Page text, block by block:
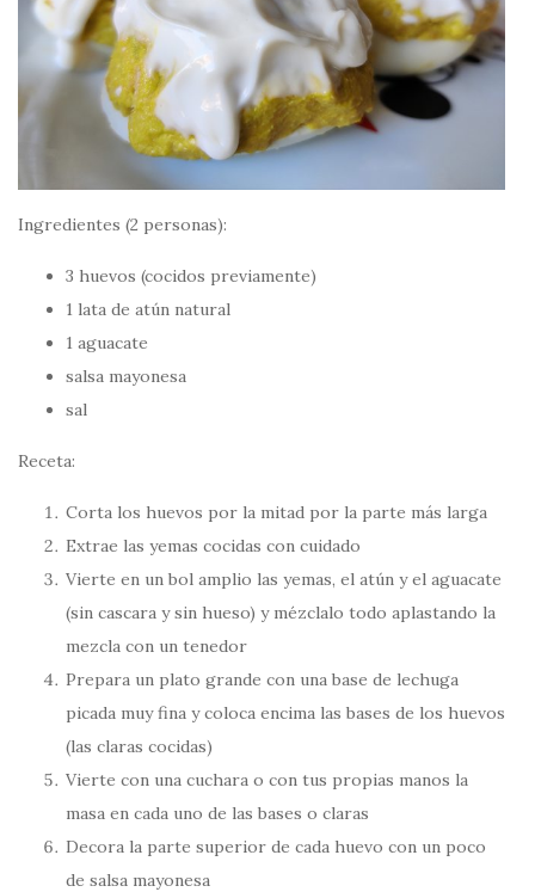
Ingredientes (2 personas):
3 huevos (cocidos previamente)
1 lata de atún natural
1 aguacate
salsa mayonesa
sal
Receta:
Corta los huevos por la mitad por la parte más larga
Extrae las yemas cocidas con cuidado
Vierte en un bol amplio las yemas, el atún y el aguacate
(sin cascara y sin hueso) y mézclalo todo aplastando la
mezcla con un tenedor
Prepara un plato grande con una base de lechuga
picada muy fina y coloca encima las bases de los huevos
(las claras cocidas)
Vierte con una cuchara o con tus propias manos la
masa en cada uno de las bases o claras
Decora la parte superior de cada huevo con un poco
de salsa mayonesa